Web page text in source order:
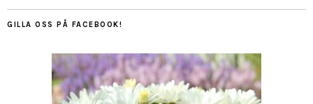
GILLA OSS PÅ FACEBOOK!